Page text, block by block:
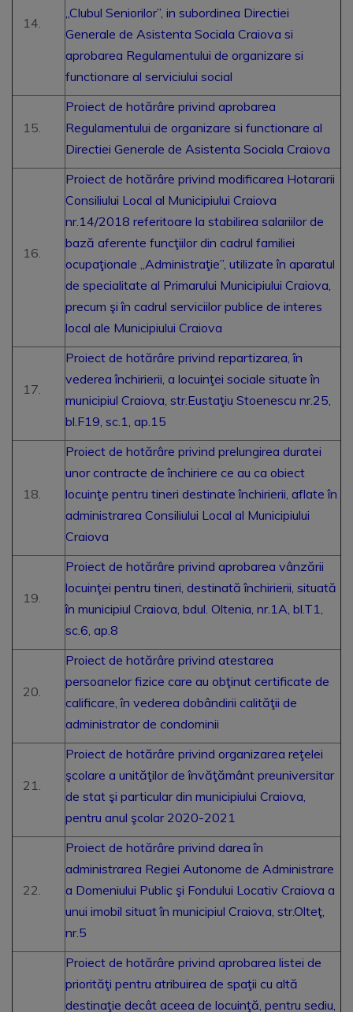
„Clubul Seniorilor”, in subordinea Directiei
Generale de Asistenta Sociala Craiova si
aprobarea Regulamentului de organizare si
functionare al serviciului social
Proiect de hotărâre privind aprobarea
Regulamentului de organizare si functionare al
Directiei Generale de Asistenta Sociala Craiova
Proiect de hotărâre privind modificarea Hotararii
Consiliului Local al Municipiului Craiova
nr.14/2018 referitoare la stabilirea salariilor de
bază aferente funcţiilor din cadrul familiei
ocupaţionale „Administraţie”, utilizate în aparatul
de specialitate al Primarului Municipiului Craiova,
precum şi în cadrul serviciilor publice de interes
local ale Municipiului Craiova
Proiect de hotărâre privind repartizarea, în
vederea închirierii, a locuinţei sociale situate în
municipiul Craiova, str.Eustaţiu Stoenescu nr.25,
bl.F19, sc.1, ap.15
Proiect de hotărâre privind prelungirea duratei
unor contracte de închiriere ce au ca obiect
locuinţe pentru tineri destinate închirierii, aflate în
administrarea Consiliului Local al Municipiului
Craiova
Proiect de hotărâre privind aprobarea vânzării
locuinţei pentru tineri, destinată închirierii, situată
în municipiul Craiova, bdul. Oltenia, nr.1A, bl.T1,
sc.6, ap.8
Proiect de hotărâre privind atestarea
persoanelor fizice care au obţinut certificate de
calificare, în vederea dobândirii calităţii de
administrator de condominii
Proiect de hotărâre privind organizarea reţelei
şcolare a unităţilor de învăţământ preuniversitar
de stat şi particular din municipiului Craiova,
pentru anul şcolar 2020-2021
Proiect de hotărâre privind darea în
administrarea Regiei Autonome de Administrare
a Domeniului Public şi Fondului Locativ Craiova a
unui imobil situat în municipiul Craiova, str.Olteţ,
nr.5
Proiect de hotărâre privind aprobarea listei de
priorităţi pentru atribuirea de spaţii cu altă
destinaţie decât aceea de locuinţă, pentru sediu,